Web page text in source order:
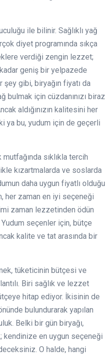
ile bilinir. Sağlıklı yağ
diyet programında sıkça
verdiği zengin lezzet;
geniş bir yelpazede
şey gibi, biryağın fiyatı da
için cüzdanınızı biraz
aldığınızın kalitesini her
ya bu, yudum için de geçerli
sıklıkla tercih
kızartmalarda ve soslarda
daha uygun fiyatlı olduğu
her zaman en iyi seçeneği
zaman lezzetinden ödün
seçenler için, bütçe
kalite ve tat arasında bir
tüketicinin bütçesi ve
Biri sağlık ve lezzet
hitap ediyor. İkisinin de
bulundurarak yapılan
Belki bir gün biryağı,
kendinize en uygun seçeneği
O halde, hangi